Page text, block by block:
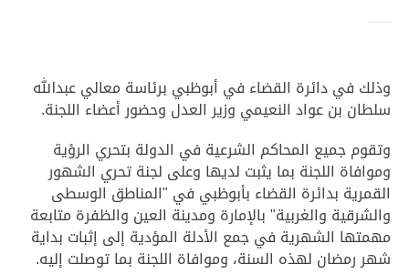
وذلك في دائرة القضاء في أبوظبي برئاسة معالي عبدالله
سلطان بن عواد النعيمي وزير العدل وحضور أعضاء اللجنة.
وتقوم جميع المحاكم الشرعية في الدولة بتحري الرؤية
وموافاة اللجنة بما يثبت لديها وعلى لجنة تحري الشهور
القمرية بدائرة القضاء بأبوظبي في "المناطق الوسطى
والشرقية والغربية" بالإمارة ومدينة العين والظفرة متابعة
مهمتها الشهرية في جمع الأدلة المؤدية إلى إثبات بداية
شهر رمضان لهذه السنة، وموافاة اللجنة بما توصلت إليه.